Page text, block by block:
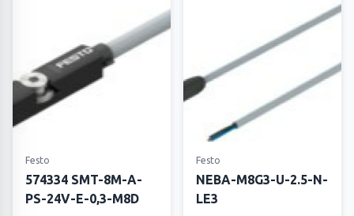
Festo
574334 SMT-8M-A-
PS-24V-E-0,3-M8D
Festo
NEBA-M8G3-U-2.5-N-
LE3